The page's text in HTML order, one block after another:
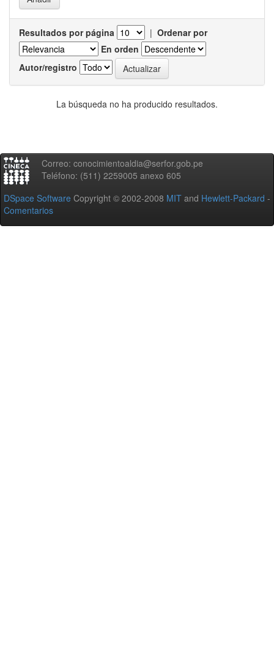
Resultados por página | Ordenar por
En orden
Autor/registro
La búsqueda no ha producido resultados.
Correo: conocimientoaldia@serfor.gob.pe
Teléfono: (511) 2259005 anexo 605
DSpace Software Copyright © 2002-2008 MIT and Hewlett-Packard -
Comentarios